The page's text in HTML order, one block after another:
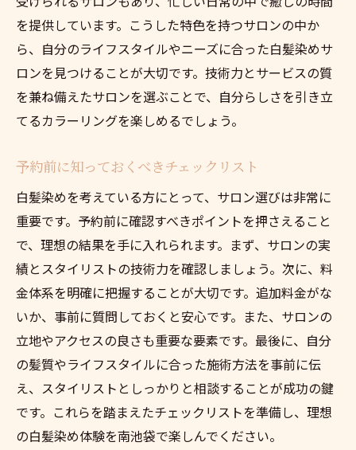
を提供しています。こうした特色を持つサロンの中か
ら、自分のライフスタイルやニーズに合った白髪染めサ
ロンを見つけることが大切です。技術力とサービスの質
を兼ね備えたサロンを選ぶことで、自分らしさを引き立
てるカラーリングを楽しめるでしょう。
予約前に知っておくべきチェックリスト
白髪染めを考えている方にとって、サロン選びは非常に
重要です。予約前に確認すべきポイントを押さえること
で、理想の結果を手に入れられます。まず、サロンの実
績とスタイリストの技術力を確認しましょう。次に、料
金体系を明確に把握することが大切です。追加料金がな
いか、事前に質問しておくと安心です。また、サロンの
立地やアクセスの良さも重要な要素です。最後に、自分
の髪質やライフスタイルに合った施術方法を事前に伝
え、スタイリストとしっかりと相談することが成功の鍵
です。これらを踏まえたチェックリストを準備し、理想
の白髪染め体験を南池袋で楽しんでください。